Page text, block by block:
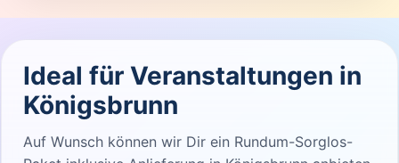
Ideal für Veranstaltungen in
Königsbrunn
Auf Wunsch können wir Dir ein Rundum-Sorglos-